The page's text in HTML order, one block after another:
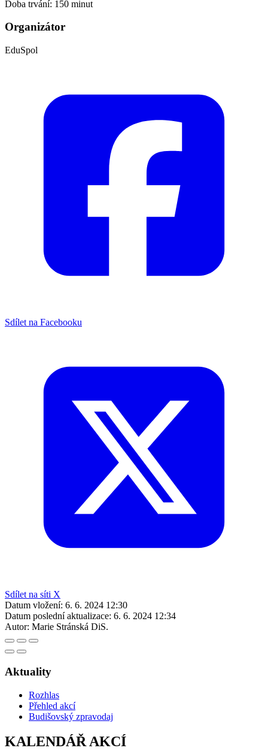
Doba trvání: 150 minut
Organizátor
EduSpol
Sdílet na Facebooku
Sdílet na síti X
Datum vložení: 6. 6. 2024 12:30
Datum poslední aktualizace: 6. 6. 2024 12:34
Autor: Marie Stránská DiS.
Aktuality
Rozhlas
Přehled akcí
Budišovský zpravodaj
KALENDÁŘ AKCÍ